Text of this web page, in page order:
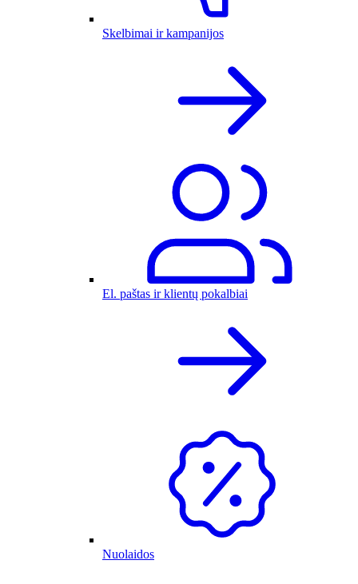
Skelbimai ir kampanijos
El. paštas ir klientų pokalbiai
Nuolaidos